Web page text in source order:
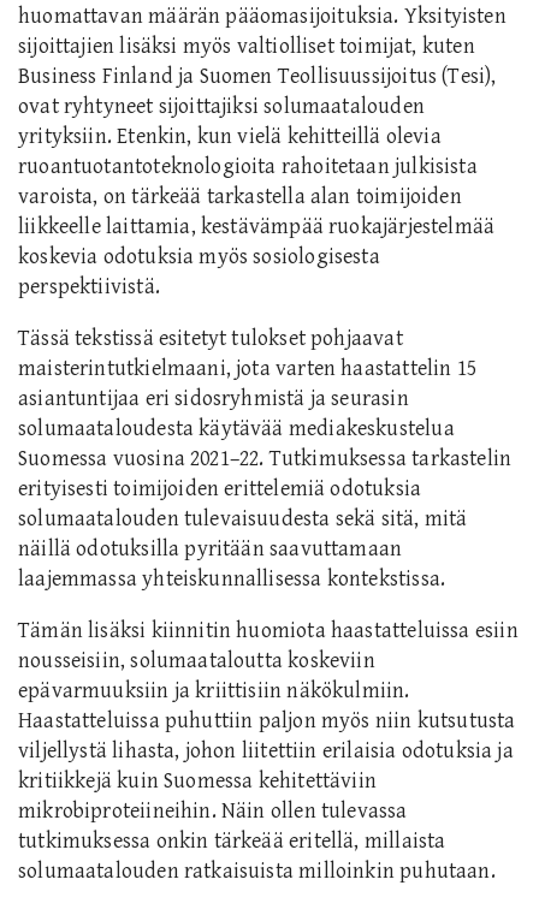
huomattavan määrän pääomasijoituksia. Yksityisten
sijoittajien lisäksi myös valtiolliset toimijat, kuten
Business Finland ja Suomen Teollisuussijoitus (Tesi),
ovat ryhtyneet sijoittajiksi solumaatalouden
yrityksiin. Etenkin, kun vielä kehitteillä olevia
ruoantuotantoteknologioita rahoitetaan julkisista
varoista, on tärkeää tarkastella alan toimijoiden
liikkeelle laittamia, kestävämpää ruokajärjestelmää
koskevia odotuksia myös sosiologisesta
perspektiivistä.
Tässä tekstissä esitetyt tulokset pohjaavat
maisterintutkielmaani, jota varten haastattelin 15
asiantuntijaa eri sidosryhmistä ja seurasin
solumaataloudesta käytävää mediakeskustelua
Suomessa vuosina 2021–22. Tutkimuksessa tarkastelin
erityisesti toimijoiden erittelemiä odotuksia
solumaatalouden tulevaisuudesta sekä sitä, mitä
näillä odotuksilla pyritään saavuttamaan
laajemmassa yhteiskunnallisessa kontekstissa.
Tämän lisäksi kiinnitin huomiota haastatteluissa esiin
nousseisiin, solumaataloutta koskeviin
epävarmuuksiin ja kriittisiin näkökulmiin.
Haastatteluissa puhuttiin paljon myös niin kutsutusta
viljellystä lihasta, johon liitettiin erilaisia odotuksia ja
kritiikkejä kuin Suomessa kehitettäviin
mikrobiproteiineihin. Näin ollen tulevassa
tutkimuksessa onkin tärkeää eritellä, millaista
solumaatalouden ratkaisuista milloinkin puhutaan.